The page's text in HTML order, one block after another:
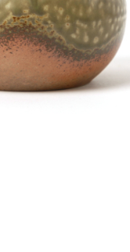
gallery